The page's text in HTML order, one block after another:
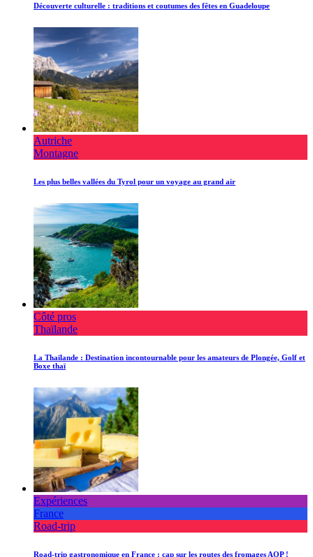
Découverte culturelle : traditions et coutumes des fêtes en Guadeloupe
Autriche
Montagne
Les plus belles vallées du Tyrol pour un voyage au grand air
Côté pros
Thaïlande
La Thaïlande : Destination incontournable pour les amateurs de Plongée, Golf et
Boxe thaï
Expériences
France
Road-trip
Road-trip gastronomique en France : cap sur les routes des fromages AOP !